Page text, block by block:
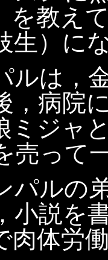
を教え
生）に
ルは，
，病院
ミジャ
売って
パルの
小説を
肉体労